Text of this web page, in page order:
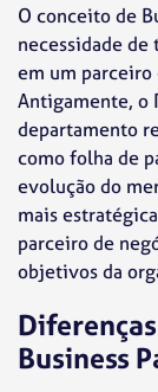
O conceito de
necessidade de
em um parceiro
Antigamente, o
departamento
como folha de
evolução do
mais
parceiro de
objetivos da
Business